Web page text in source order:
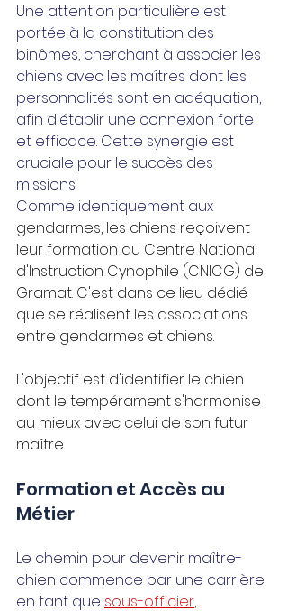
Une attention particulière est
portée à la constitution des
binômes, cherchant à associer les
chiens avec les maîtres dont les
personnalités sont en adéquation,
afin d'établir une connexion forte
et efficace. Cette synergie est
cruciale pour le succès des
missions.
Comme identiquement aux
gendarmes, les chiens reçoivent
leur formation au Centre National
d'Instruction Cynophile (CNICG) de
Gramat. C'est dans ce lieu dédié
que se réalisent les associations
entre gendarmes et chiens.
L'objectif est d'identifier le chien
dont le tempérament s'harmonise
au mieux avec celui de son futur
maître.
Formation et Accès au
Métier
Le chemin pour devenir maître-
chien commence par une carrière
en tant que sous-officier,